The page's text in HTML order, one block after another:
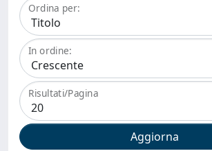
Ordina per:
In ordine:
Risultati/Pagina